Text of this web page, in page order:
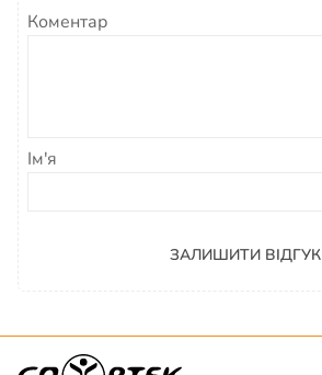
Коментар
Ім'я
ЗАЛИШИТИ ВІДГУК